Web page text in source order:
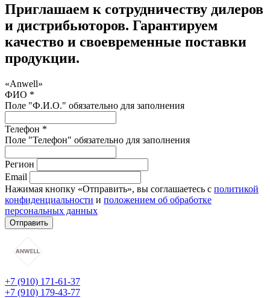
Приглашаем к сотрудничеству дилеров
и дистрибьюторов. Гарантируем
качество и своевременные поставки
продукции.
«Anwell»
ФИО *
Поле "Ф.И.О." обязательно для заполнения
Телефон *
Поле "Телефон" обязательно для заполнения
Регион
Email
Нажимая кнопку «Отправить», вы соглашаетесь с политикой
конфиденциальности и положением об обработке
персональных данных
Отправить
+7 (910) 171-61-37
+7 (910) 179-43-77